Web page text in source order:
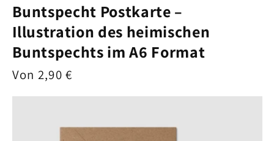
Buntspecht Postkarte –
Illustration des heimischen
Buntspechts im A6 Format
Normaler
Von 2,90 €